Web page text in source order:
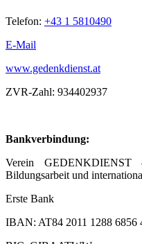
Telefon: +43 1 5810490
E-Mail
www.gedenkdienst.at
ZVR-Zahl: 934402937
Bankverbindung:
Verein GEDENKDIENST
Bildungsarbeit und
Erste Bank
IBAN: AT84 2011 1288 6856